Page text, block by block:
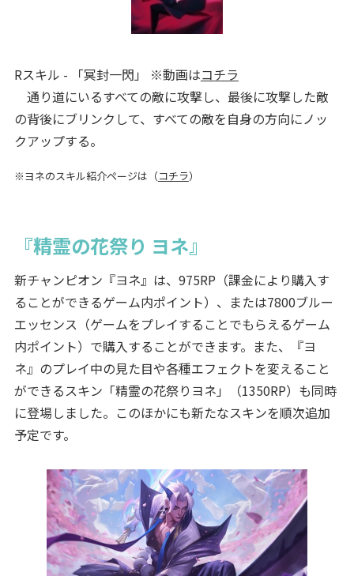
Rスキル - 「冥封一閃」 ※動画はコチラ
通り道にいるすべての敵に攻撃し、最後に攻撃した敵
の背後にブリンクして、すべての敵を自身の方向にノッ
クアップする。
※ヨネのスキル紹介ページは（コチラ）
『精霊の花祭り ヨネ』
新チャンピオン『ヨネ』は、975RP（課金により購入す
ることができるゲーム内ポイント）、または7800ブルー
エッセンス（ゲームをプレイすることでもらえるゲーム
内ポイント）で購入することができます。また、『ヨ
ネ』のプレイ中の見た目や各種エフェクトを変えること
ができるスキン「精霊の花祭りヨネ」（1350RP）も同時
に登場しました。このほかにも新たなスキンを順次追加
予定です。